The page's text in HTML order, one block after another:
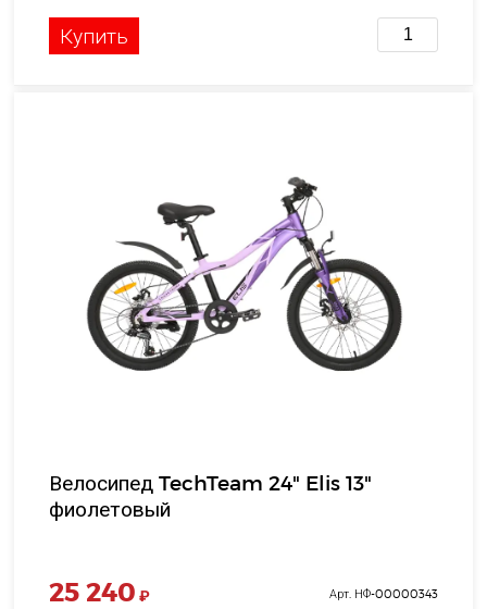
Купить
Велосипед TechTeam 24" Elis 13"
фиолетовый
25 240 ₽ Арт. НФ-00000343